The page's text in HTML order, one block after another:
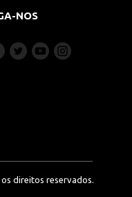
NOS
direitos reservados.